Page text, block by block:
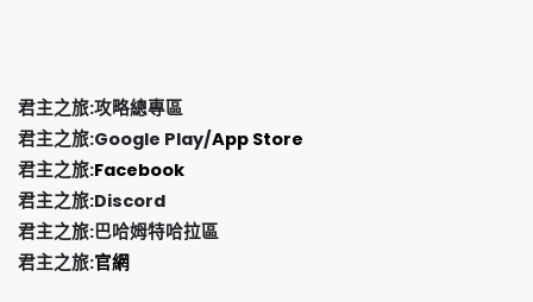
君主之旅:攻略總專區
君主之旅:Google Play/App Store
君主之旅:Facebook
君主之旅:Discord
君主之旅:巴哈姆特哈拉區
君主之旅:官網